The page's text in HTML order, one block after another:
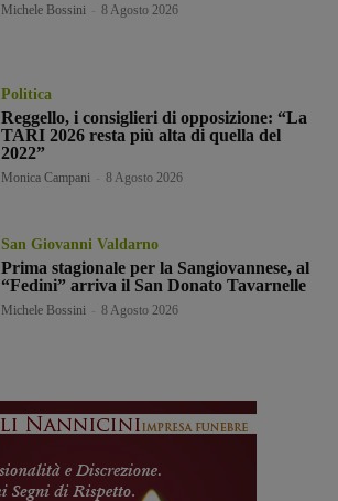
Michele Bossini 8 Agosto 2026
Politica
Reggello, i consiglieri di opposizione: “La
TARI 2026 resta più alta di quella del
2022”
Monica Campani 8 Agosto 2026
San Giovanni Valdarno
Prima stagionale per la Sangiovannese, al
“Fedini” arriva il San Donato Tavarnelle
Michele Bossini 8 Agosto 2026